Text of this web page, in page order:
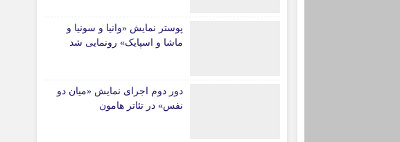
پوستر نمایش «وانیا و سونیا و
ماشا و اسپایک» رونمایی شد
دور دوم اجرای نمایش «میان دو
نفس» در تئاتر هامون